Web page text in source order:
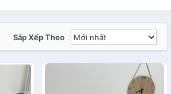
Sắp Xếp Theo